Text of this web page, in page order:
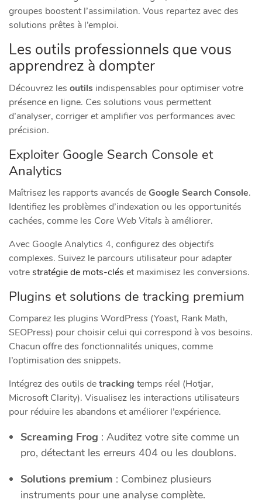
groupes boostent l’assimilation. Vous repartez avec des
solutions prêtes à l’emploi.
Les outils professionnels que vous
apprendrez à dompter
Découvrez les outils indispensables pour optimiser votre
présence en ligne. Ces solutions vous permettent
d’analyser, corriger et amplifier vos performances avec
précision.
Exploiter Google Search Console et
Analytics
Maîtrisez les rapports avancés de Google Search Console.
Identifiez les problèmes d’indexation ou les opportunités
cachées, comme les Core Web Vitals à améliorer.
Avec Google Analytics 4, configurez des objectifs
complexes. Suivez le parcours utilisateur pour adapter
votrestratégie de mots-clés et maximisez les conversions.
Plugins et solutions de tracking premium
Comparez les plugins WordPress (Yoast, Rank Math,
SEOPress) pour choisir celui qui correspond à vos besoins.
Chacun offre des fonctionnalités uniques, comme
l’optimisation des snippets.
Intégrez des outils detracking temps réel (Hotjar,
Microsoft Clarity). Visualisez les interactions utilisateurs
pour réduire les abandons et améliorer l’expérience.
Screaming Frog : Auditez votre site comme un
pro, détectant les erreurs 404 ou les doublons.
Solutions premium : Combinez plusieurs
instruments pour une analyse complète.